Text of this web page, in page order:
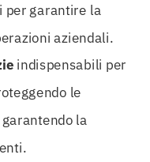
per garantire la
aziendali.
indispensabili per
le
la